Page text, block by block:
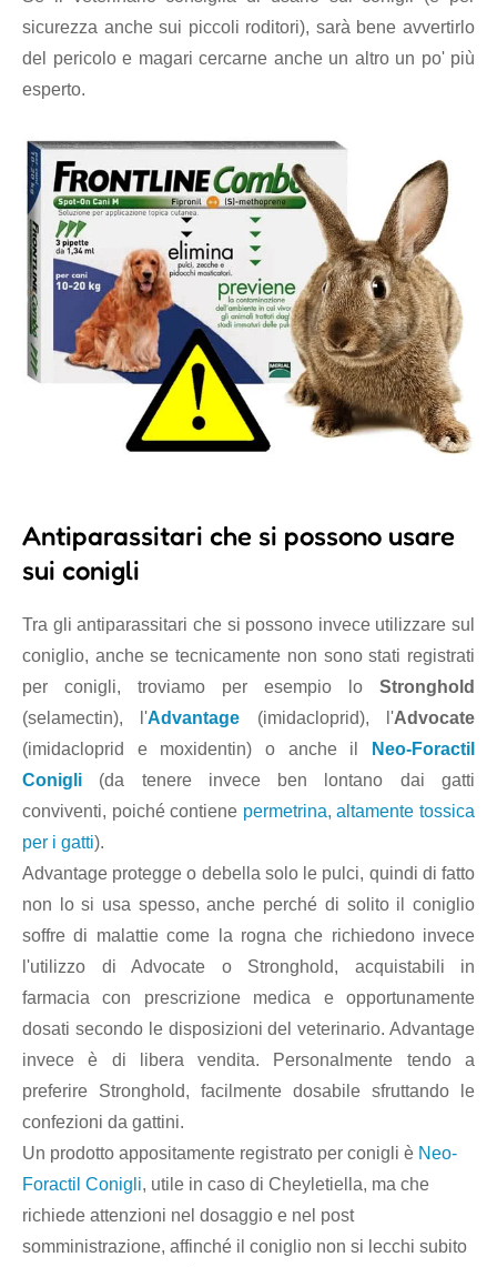
sicurezza anche sui piccoli roditori), sarà bene avvertirlo
del pericolo e magari cercarne anche un altro un po' più
esperto.
Antiparassitari che si possono usare
sui conigli
Tra gli antiparassitari che si possono invece utilizzare sul
coniglio, anche se tecnicamente non sono stati registrati
per conigli, troviamo per esempio lo Stronghold
(selamectin), l'Advantage (imidacloprid), l'Advocate
(imidacloprid e moxidentin) o anche il
Neo-Foractil
Conigli (da tenere invece ben lontano dai gatti
conviventi, poiché contiene permetrina, altamente tossica
per i gatti).
Advantage protegge o debella solo le pulci, quindi di fatto
non lo si usa spesso, anche perché di solito il coniglio
soffre di malattie come la rogna che richiedono invece
l'utilizzo di Advocate o Stronghold, acquistabili in
farmacia con prescrizione medica e opportunamente
dosati secondo le disposizioni del veterinario. Advantage
invece è di libera vendita. Personalmente tendo a
preferire Stronghold, facilmente dosabile sfruttando le
confezioni da gattini.
Un prodotto appositamente registrato per conigli è Neo-
Foractil Conigli, utile in caso di Cheyletiella, ma che
richiede attenzioni nel dosaggio e nel post
somministrazione, affinché il coniglio non si lecchi subito